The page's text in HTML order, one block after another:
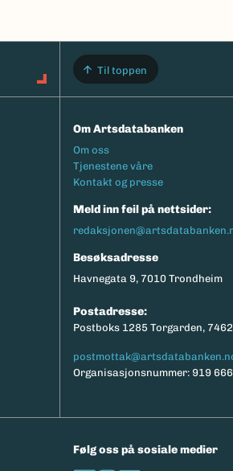
Til toppen
Om Artsdatabanken
Footermeny
Om oss
Tjenestene våre
Kontakt og presse
Meld inn feil på nettsider:
Besøksadresse
Havnegata 9, 7010 Trondheim
Postadresse:
Postboks 1285 Torgarden,
Organisasjonsnummer: 919
Følg oss på sosiale medier